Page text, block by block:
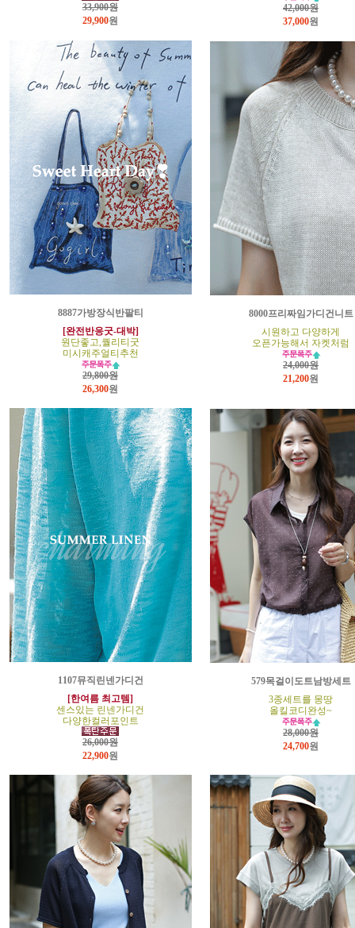
33,900원
29,900원
42,000원
37,000원
8887가방장식반팔티
[완전반응굿-대박]
원단좋고,퀄리티굿
미시캐주얼티추천
29,800원
26,300원
8000프리짜임가디건니트
시원하고 다양하게
오픈가능해서 자켓처럼
24,000원
21,200원
1107뮤직린넨가디건
[한여름 최고템]
센스있는 린넨가디건
다양한컬러포인트
26,000원
22,900원
579목걸이도트남방세트
3종세트를 몽땅
올킬코디완성~
28,000원
24,700원